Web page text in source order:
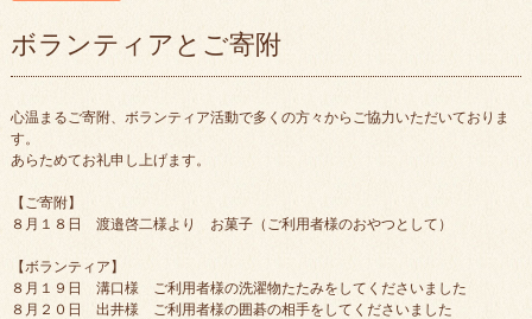
ボランティアとご寄附
心温まるご寄附、ボランティア活動で多くの方々からご協力いただいておりま
す。
あらためてお礼申し上げます。
【ご寄附】
８月１８日 渡邉啓二様より お菓子（ご利用者様のおやつとして）
【ボランティア】
８月１９日 溝口様 ご利用者様の洗濯物たたみをしてくださいました
８月２０日 出井様 ご利用者様の囲碁の相手をしてくださいました